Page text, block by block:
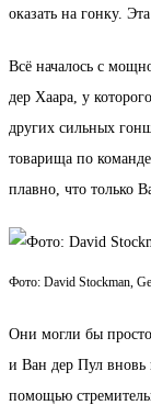
оказать на гонку.
Всё началось с
дер Хаара, у
других сильных
товарища по
плавно, что только
Фото: David Stockman,
Они могли бы просто
и Ван дер Пул вновь
помощью